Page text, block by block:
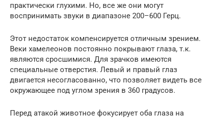
практически глухими. Но, все же они могут
воспринимать звуки в диапазоне 200–600 Герц.
Этот недостаток компенсируется отличным зрением.
Веки хамелеонов постоянно покрывают глаза, т.к.
являются сросшимися. Для зрачков имеются
специальные отверстия. Левый и правый глаз
двигается несогласованно, что позволяет видеть все
окружающее под углом зрения в 360 градусов.
Перед атакой животное фокусирует оба глаза на